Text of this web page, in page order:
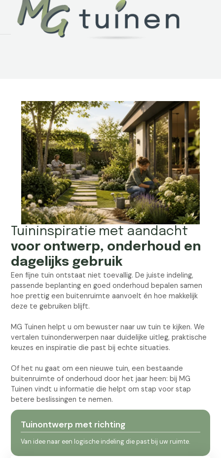
Over MG Tuinen
Tuininspiratie met aandacht
voor ontwerp, onderhoud en
dagelijks gebruik
Een fijne tuin ontstaat niet toevallig. De juiste indeling,
passende beplanting en goed onderhoud bepalen samen
hoe prettig een buitenruimte aanvoelt én hoe makkelijk
deze te gebruiken blijft.
MG Tuinen helpt u om bewuster naar uw tuin te kijken. We
vertalen tuinonderwerpen naar duidelijke uitleg, praktische
keuzes en inspiratie die past bij echte situaties.
Of het nu gaat om een nieuwe tuin, een bestaande
buitenruimte of onderhoud door het jaar heen: bij MG
Tuinen vindt u informatie die helpt om stap voor stap
betere beslissingen te nemen.
Tuinontwerp met richting
Van idee naar een logische indeling die past bij uw ruimte.